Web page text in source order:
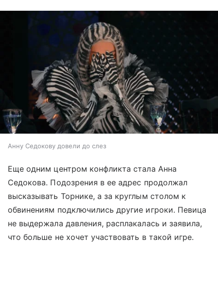
Анну Седокову довели до слез
Еще одним центром конфликта стала Анна
Седокова. Подозрения в ее адрес продолжал
высказывать Торнике, а за круглым столом к
обвинениям подключились другие игроки. Певица
не выдержала давления, расплакалась и заявила,
что больше не хочет участвовать в такой игре.